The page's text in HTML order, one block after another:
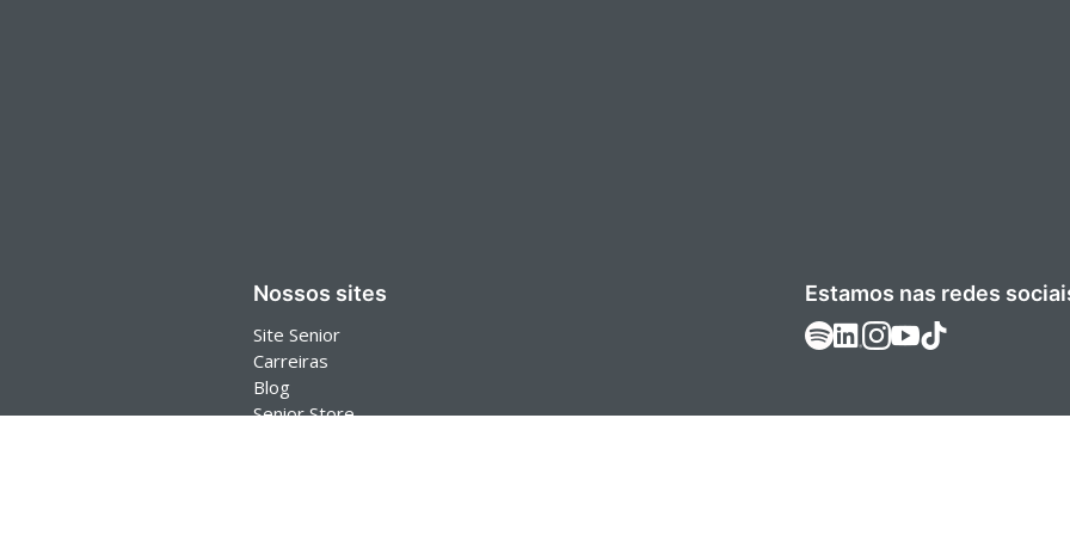
Nossos sites
Site Senior
Carreiras
Blog
Senior Store
Estamos nas redes